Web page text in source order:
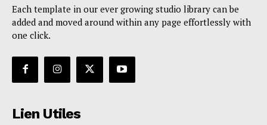
Each template in our ever growing studio library can be
added and moved around within any page effortlessly with
one click.
Lien Utiles